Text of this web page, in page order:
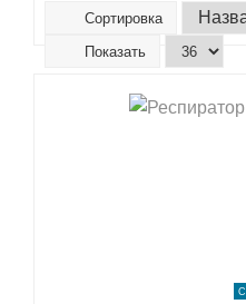
Сортировка
Показать
shopping_cart